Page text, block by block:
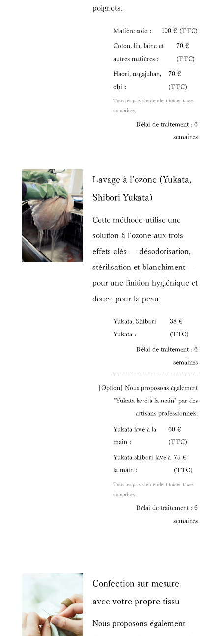
poignets.
Matière soie :
100 € (TTC)
Coton, lin, laine et
autres matières :
70 €
(TTC)
Haori, nagajuban,
obi :
70 €
(TTC)
Tous les prix s’entendent toutes taxes
comprises.
Délai de traitement : 6
semaines
Lavage à l’ozone (Yukata,
Shibori Yukata)
Cette méthode utilise une
solution à l’ozone aux trois
effets clés — désodorisation,
stérilisation et blanchiment —
pour une finition hygiénique et
douce pour la peau.
Yukata, Shibori
Yukata :
38 €
(TTC)
Délai de traitement : 6
semaines
[Option] Nous proposons également
"Yukata lavé à la main" par des
artisans professionnels.
Yukata lavé à la
main :
60 €
(TTC)
Yukata shibori lavé à
la main :
75 €
(TTC)
Tous les prix s’entendent toutes taxes
comprises.
Délai de traitement : 6
semaines
Confection sur mesure
avec votre propre tissu
Nous proposons également